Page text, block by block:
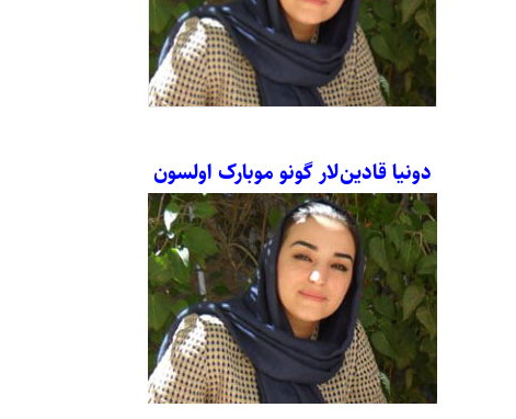
دونیا قادین‌لار گونو موبارک اولسون